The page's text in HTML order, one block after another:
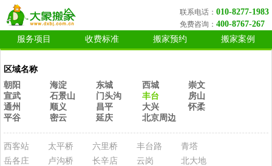
联系电话： 010-8277-1983
免费咨询： 400-8767-267
服务项目
收费标准 搬家预约 搬家案例
区域名称
朝阳
海淀 东城 西城
崇文
宣武
石景山 门头沟 丰台
房山
通州
顺义 昌平 大兴
怀柔
平谷
密云 延庆 北京周边
西客站 太平桥 六里桥 丰台路
青塔
岳各庄
卢沟桥 长辛店 云岗
北大地